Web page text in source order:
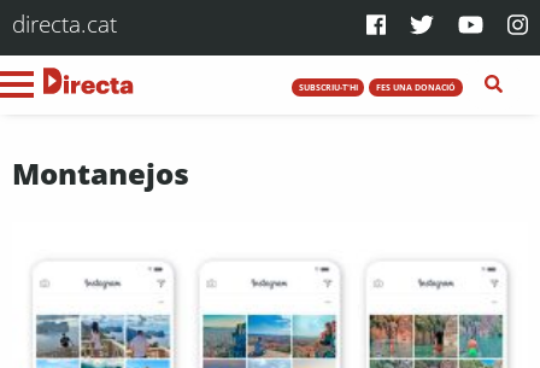
directa.cat
SUBSCRIU-T'HI FES UNA DONACIÓ
Montanejos